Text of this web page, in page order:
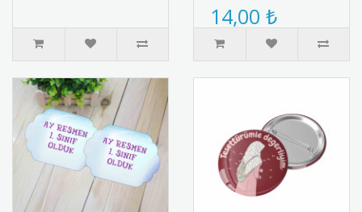
ve anlamlı hatıra magnet.
yüksek kalite manyetik ma..
14,00 ₺